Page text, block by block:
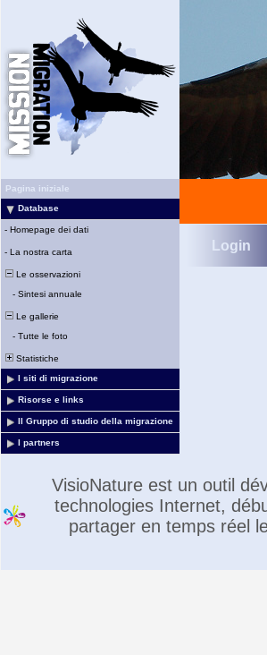
Pagina iniziale
Database
- Homepage dei dati
- La nostra carta
Le osservazioni
- Sintesi annuale
Le gallerie
- Tutte le foto
Statistiche
I siti di migrazione
Risorse e links
Il Gruppo di studio della migrazione
I partners
Login
VisioNature est un outil
technologies Internet,
partager en temps réel